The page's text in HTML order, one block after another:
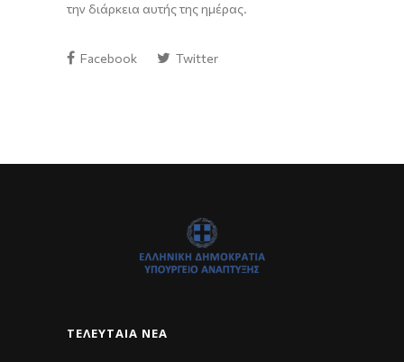
την διάρκεια αυτής της ημέρας.
Facebook Twitter
ΤΕΛΕΥΤΑΊΑ ΝΈΑ